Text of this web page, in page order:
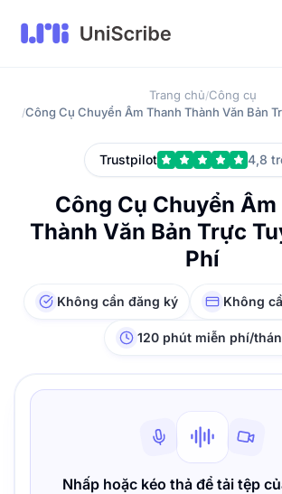
Trang chủ/Công cụ
/Công Cụ Chuyển Âm Thanh Thành Văn Bản
Trustpilot 4,8
Công Cụ Chuyển
Thành Văn Bản Trực
Phí
Không cần đăng ký Không
120 phút miễn phí/
Nhấp hoặc kéo thả để tải tệp